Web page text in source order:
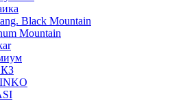
Black Mountain
Mountain